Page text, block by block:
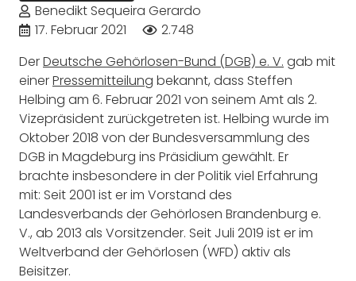
Benedikt Sequeira Gerardo
17. Februar 2021
2.748
DerDeutsche Gehörlosen-Bund (DGB) e. V. gab mit
einerPressemitteilung bekannt, dass Steffen
Helbing am 6. Februar 2021 von seinem Amt als 2.
Vizepräsident zurückgetreten ist. Helbing wurde im
Oktober 2018 von der Bundesversammlung des
DGB in Magdeburg ins Präsidium gewählt. Er
brachte insbesondere in der Politik viel Erfahrung
mit: Seit 2001 ist er im Vorstand des
Landesverbands der Gehörlosen Brandenburg e.
V., ab 2013 als Vorsitzender. Seit Juli 2019 ist er im
Weltverband der Gehörlosen (WFD) aktiv als
Beisitzer.